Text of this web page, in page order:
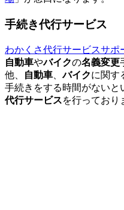
手続き代行サービス
わかくさ代行サービスサポ
自動車やバイクの名義変更
他、
自動車 、バイクに関す
手続きをする時間がないと
代行サービスを行っており